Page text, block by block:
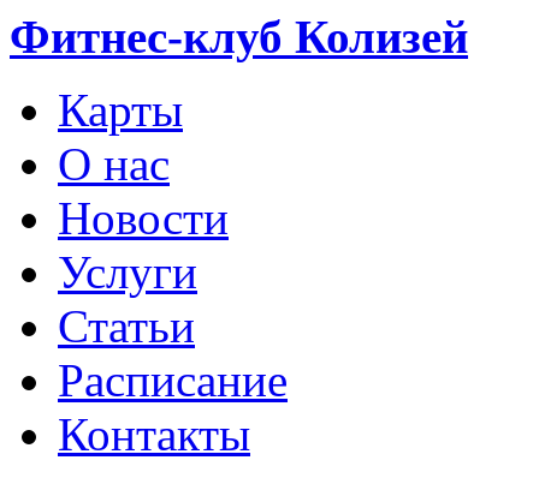
Фитнес-клуб Колизей
Карты
О нас
Новости
Услуги
Статьи
Расписание
Контакты